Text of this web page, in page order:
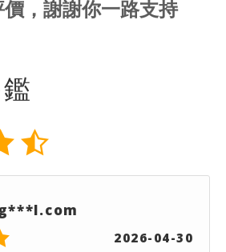
價，謝謝你一路支持